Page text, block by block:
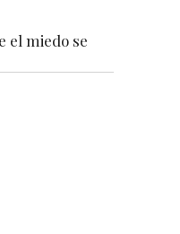
el miedo se